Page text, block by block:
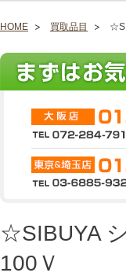
HOME 買取品目
☆SIBUYA
100Ｖ